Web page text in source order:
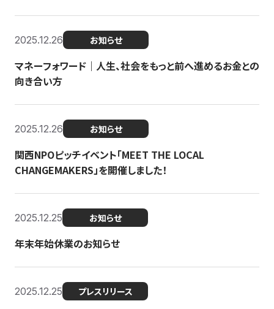
2025.12.26 お知らせ
マネーフォワード｜人生、社会をもっと前へ進めるお金との
向き合い方
2025.12.26 お知らせ
関西NPOピッチイベント「MEET THE LOCAL
CHANGEMAKERS」を開催しました！
2025.12.25 お知らせ
年末年始休業のお知らせ
2025.12.25 プレスリリース